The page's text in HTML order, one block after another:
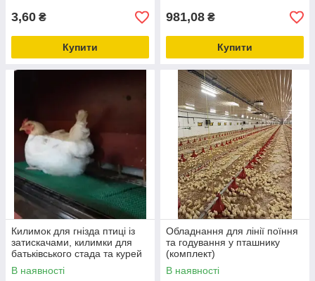
3,60 ₴
Купити
981,08 ₴
Купити
Килимок для гнізда птиці із
затискачами, килимки для
батьківського стада та курей
несучок, підстилки для гнізда
В наявності
Обладнання для лінії поїння
та годування у пташнику
(комплект)
В наявності